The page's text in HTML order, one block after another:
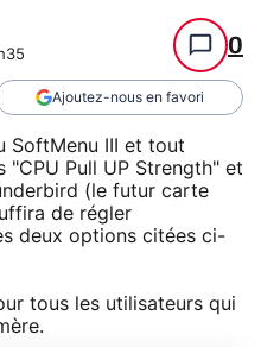
0
Ajoutez-nous en favori
SoftMenu III et tout
Pull UP Strength" et
(le futur carte
de régler
deux options citées ci-
tous les utilisateurs qui